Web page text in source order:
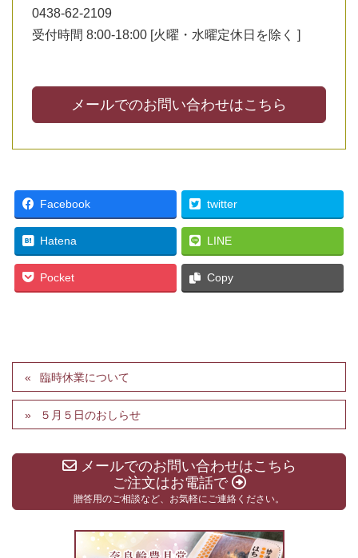
0438-62-2109
受付時間 8:00-18:00 [火曜・水曜定休日を除く ]
メールでのお問い合わせはこちら
Facebook twitter
Hatena LINE
Pocket Copy
臨時休業について
５月５日のおしらせ
メールでのお問い合わせはこちら
ご注文はお電話で
贈答用のご相談など、お気軽にご連絡ください。